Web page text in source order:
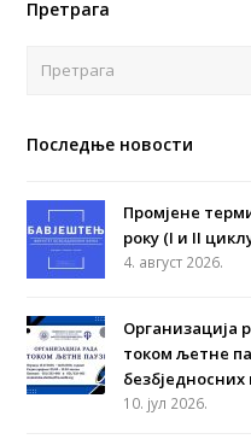
Претрага
Последње новости
Промјене
року (I и II
4. август 2026.
Организација
током љетне
безбједносних
10. јул 2026.